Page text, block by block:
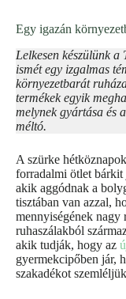
Egy igazán
Lelkesen készülünk a
ismét egy izgalmas
környezetbarát
termékek egyik
melynek gyártása és
méltó.
A szürke
forradalmi ötlet
akik aggódnak a
tisztában van azzal,
mennyiségének nagy
ruhaszálakból
akik tudják, hogy az
gyermekcipőben jár,
szakadékot